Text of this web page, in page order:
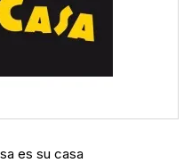
es su casa